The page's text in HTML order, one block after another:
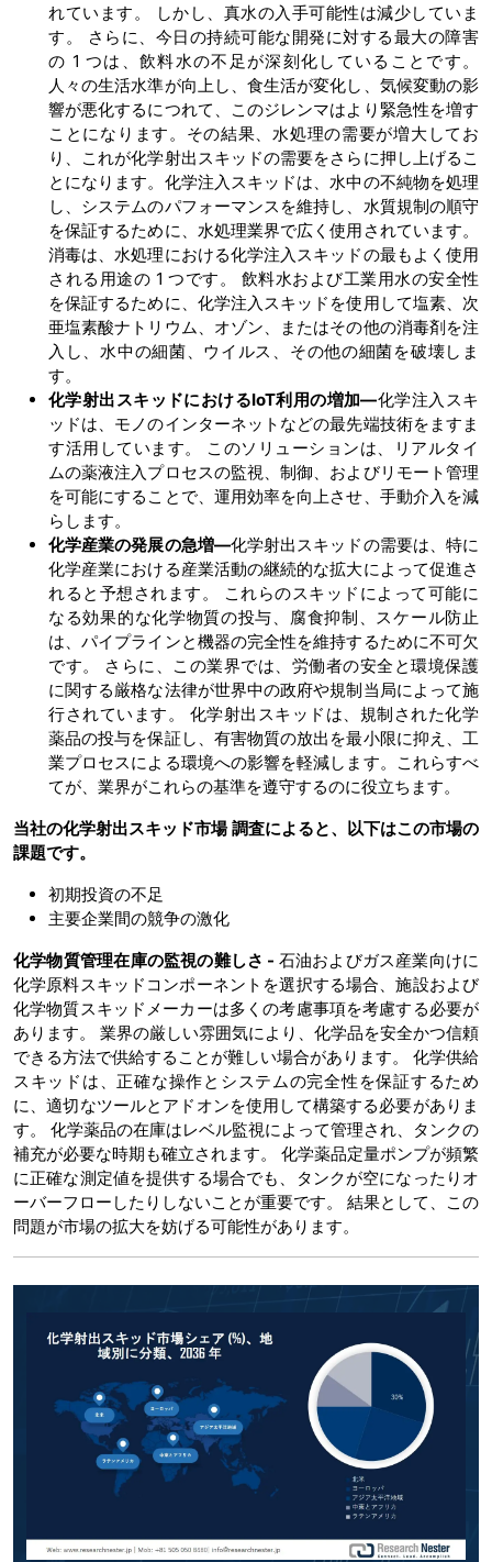
れています。 しかし、真水の入手可能性は減少していま
す。 さらに、今日の持続可能な開発に対する最大の障害
の 1 つは、飲料水の不足が深刻化していることです。
人々の生活水準が向上し、食生活が変化し、気候変動の影
響が悪化するにつれて、このジレンマはより緊急性を増す
ことになります。その結果、水処理の需要が増大してお
り、これが化学射出スキッドの需要をさらに押し上げるこ
とになります。化学注入スキッドは、水中の不純物を処理
し、システムのパフォーマンスを維持し、水質規制の順守
を保証するために、水処理業界で広く使用されています。
消毒は、水処理における化学注入スキッドの最もよく使用
される用途の 1 つです。 飲料水および工業用水の安全性
を保証するために、化学注入スキッドを使用して塩素、次
亜塩素酸ナトリウム、オゾン、またはその他の消毒剤を注
入し、水中の細菌、ウイルス、その他の細菌を破壊しま
す。
化学射出スキッドにおけるIoT利用の増加―化学注入スキ
ッドは、モノのインターネットなどの最先端技術をますま
す活用しています。 このソリューションは、リアルタイ
ムの薬液注入プロセスの監視、制御、およびリモート管理
を可能にすることで、運用効率を向上させ、手動介入を減
らします。
化学産業の発展の急増―化学射出スキッドの需要は、特に
化学産業における産業活動の継続的な拡大によって促進さ
れると予想されます。 これらのスキッドによって可能に
なる効果的な化学物質の投与、腐食抑制、スケール防止
は、パイプラインと機器の完全性を維持するために不可欠
です。 さらに、この業界では、労働者の安全と環境保護
に関する厳格な法律が世界中の政府や規制当局によって施
行されています。 化学射出スキッドは、規制された化学
薬品の投与を保証し、有害物質の放出を最小限に抑え、工
業プロセスによる環境への影響を軽減します。これらすべ
てが、業界がこれらの基準を遵守するのに役立ちます。
当社の化学射出スキッド市場 調査によると、以下はこの市場の
課題です。
初期投資の不足
主要企業間の競争の激化
化学物質管理在庫の監視の難しさ - 石油およびガス産業向けに
化学原料スキッドコンポーネントを選択する場合、施設および
化学物質スキッドメーカーは多くの考慮事項を考慮する必要が
あります。 業界の厳しい雰囲気により、化学品を安全かつ信頼
できる方法で供給することが難しい場合があります。 化学供給
スキッドは、正確な操作とシステムの完全性を保証するため
に、適切なツールとアドオンを使用して構築する必要がありま
す。 化学薬品の在庫はレベル監視によって管理され、タンクの
補充が必要な時期も確立されます。 化学薬品定量ポンプが頻繁
に正確な測定値を提供する場合でも、タンクが空になったりオ
ーバーフローしたりしないことが重要です。 結果として、この
問題が市場の拡大を妨げる可能性があります。